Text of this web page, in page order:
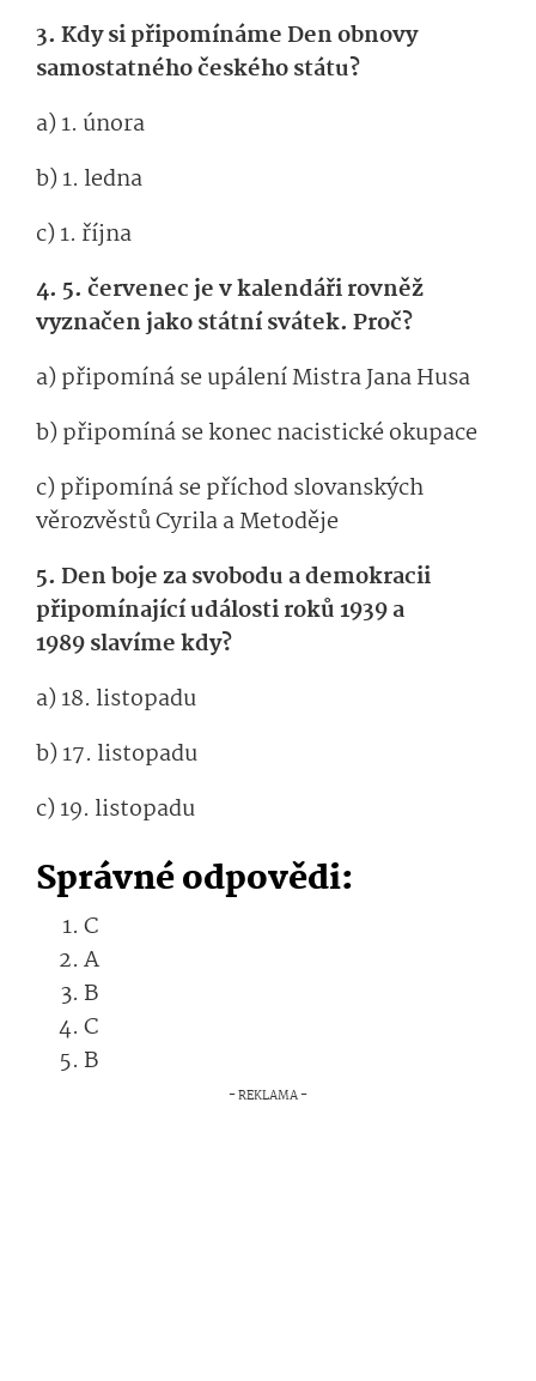
3. Kdy si připomínáme Den obnovy
samostatného českého státu?
a) 1. února
b) 1. ledna
c) 1. října
4. 5. červenec je v kalendáři rovněž
vyznačen jako státní svátek. Proč?
a) připomíná se upálení Mistra Jana Husa
b) připomíná se konec nacistické okupace
c) připomíná se příchod slovanských
věrozvěstů Cyrila a Metoděje
5. Den boje za svobodu a demokracii
připomínající události roků 1939 a
1989 slavíme kdy?
a) 18. listopadu
b) 17. listopadu
c) 19. listopadu
Správné odpovědi:
C
A
B
C
B